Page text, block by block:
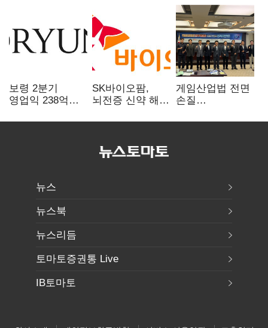
보령 2분기
영업익 238억…
SK바이오팜,
뇌전증 신약 해외
차세대 신약 개발
게임산업법 전면
손질
규제 걷고
뉴스
뉴스북
뉴스리듬
토마토증권통 Live
IB토마토